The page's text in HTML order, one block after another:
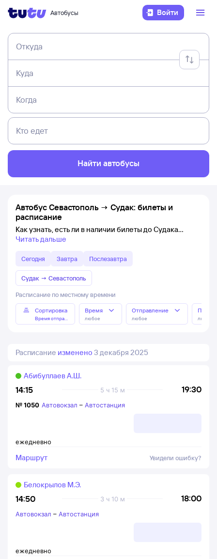
Автобусы Войти
Откуда
Куда
Когда
Кто едет
Найти автобусы
Автобус Севастополь → Судак: билеты и
расписание
Как узнать, есть ли в наличии билеты до Судака
Читать дальше
Сегодня Завтра Послезавтра
Судак → Севастополь
Расписание по местному времени
Сортировка
Время отправления
Время
любое
Отправление
любое любое
Расписание изменено 3 декабря 2025
14:15 19:30
5 ч 15 м
Абибуллаев А.Ш.
ежедневно
№1050 Автовокзал – Автостанция
Маршрут Увидели ошибку?
14:50 18:00
3 ч 10 м
Белокрылов М.Э.
ежедневно
Автовокзал – Автостанция